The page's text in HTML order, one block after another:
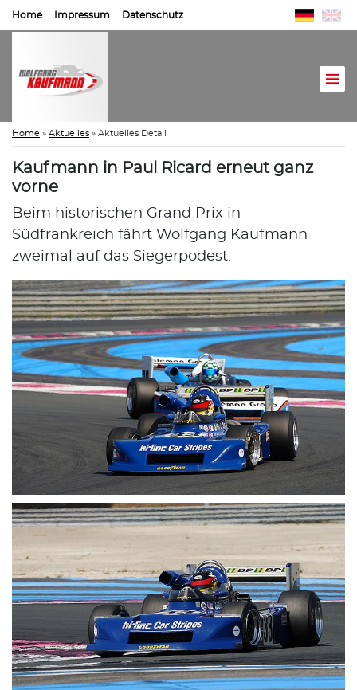
Home Impressum Datenschutz
Home » Aktuelles » Aktuelles Detail
Kaufmann in Paul Ricard erneut ganz
vorne
Beim historischen Grand Prix in
Südfrankreich fährt Wolfgang Kaufmann
zweimal auf das Siegerpodest.